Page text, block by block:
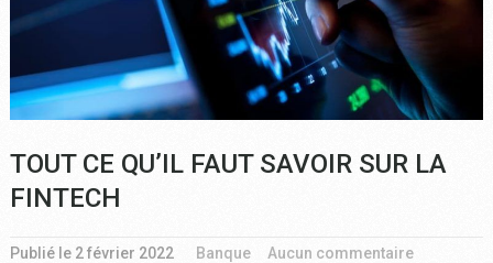
TOUT CE QU’IL FAUT SAVOIR SUR LA
FINTECH
Publié le 2 février 2022 Banque Aucun commentaire